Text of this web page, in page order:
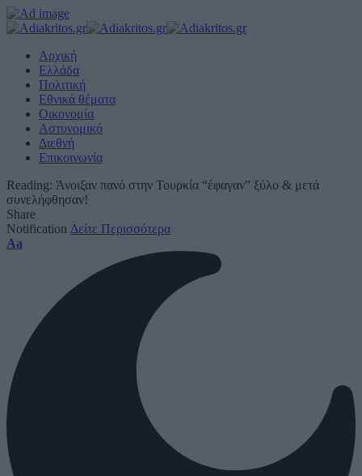
Αρχική
Ελλάδα
Πολιτική
Εθνικά θέματα
Οικονομία
Αστυνομικό
Διεθνή
Επικοινωνία
Reading: Άνοιξαν πανό στην Τουρκία “έφαγαν” ξύλο & μετά
συνελήφθησαν!
Share
Notification Δείτε Περισσότερα
Font
Aa